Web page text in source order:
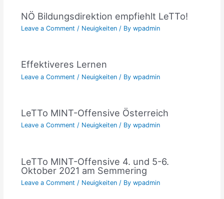
NÖ Bildungsdirektion empfiehlt LeTTo!
Leave a Comment / Neuigkeiten/ By wpadmin
Effektiveres Lernen
Leave a Comment / Neuigkeiten/ By wpadmin
LeTTo MINT-Offensive Österreich
Leave a Comment / Neuigkeiten/ By wpadmin
LeTTo MINT-Offensive 4. und 5-6.
Oktober 2021 am Semmering
Leave a Comment / Neuigkeiten/ By wpadmin